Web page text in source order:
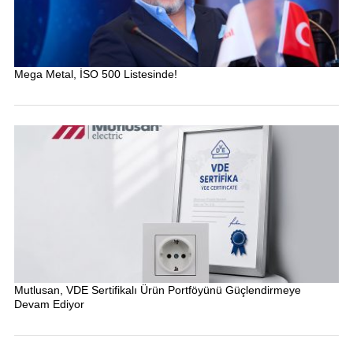
Mega Metal, İSO 500 Listesinde!
Mutlusan, VDE Sertifikalı Ürün Portföyünü Güçlendirmeye
Devam Ediyor